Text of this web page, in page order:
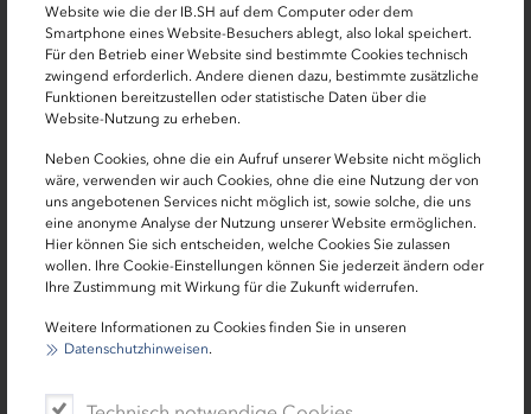
Website wie die der IB.SH auf dem Computer oder dem
Smartphone eines Website-Besuchers ablegt, also lokal speichert.
Für den Betrieb einer Website sind bestimmte Cookies technisch
zwingend erforderlich. Andere dienen dazu, bestimmte zusätzliche
Funktionen bereitzustellen oder statistische Daten über die
Website-Nutzung zu erheben.
Neben Cookies, ohne die ein Aufruf unserer Website nicht möglich
wäre, verwenden wir auch Cookies, ohne die eine Nutzung der von
uns angebotenen Services nicht möglich ist, sowie solche, die uns
eine anonyme Analyse der Nutzung unserer Website ermöglichen.
Hier können Sie sich entscheiden, welche Cookies Sie zulassen
wollen. Ihre Cookie-Einstellungen können Sie jederzeit ändern oder
Ihre Zustimmung mit Wirkung für die Zukunft widerrufen.
Weitere Informationen zu Cookies finden Sie in unseren
Datenschutzhinweisen.
Innenstadtförderprogramm Rendsburg -
Rendsburg Tourismus und Marketing
GmbH ( RTM)
Anke Samson, Geschäftsführerin